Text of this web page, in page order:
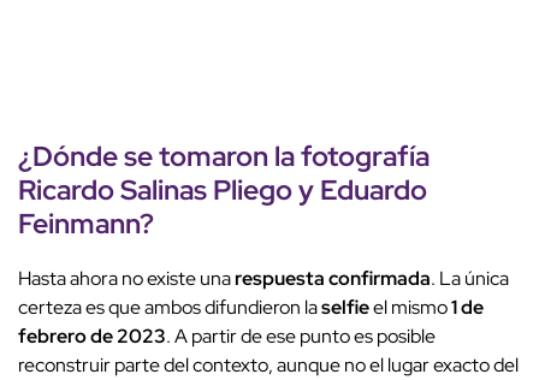
¿Dónde se tomaron lafotografía
Ricardo Salinas PliegoyEduardo
Feinmann?
Hasta ahora no existe unarespuesta confirmada. La única
certeza es que ambos difundieron laselfieel mismo1 de
febrero de 2023. A partir de ese punto es posible
reconstruir parte del contexto, aunque no el lugar exacto del